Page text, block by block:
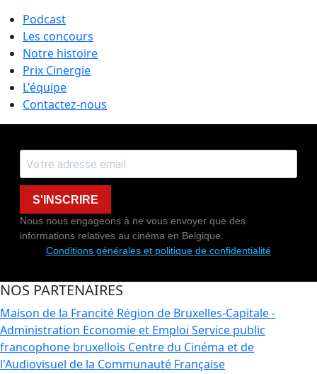
Podcast
Les concours
Notre histoire
Prix Cinergie
L'équipe
Contactez-nous
S'INSCRIRE
Nous nous engageons à ne vous envoyer que des
informations relatives au cinéma en Belgique.
Conditions générales et politique de confidentialité
NOS PARTENAIRES
Maison de la Francité Région de Bruxelles-Capitale -
Administration Economie et Emploi Service public
francophone bruxellois Centre du Cinéma et de
l'Audiovisuel de la Communauté Française